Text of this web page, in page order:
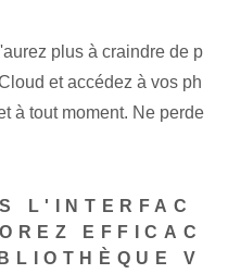
plus à craindre de p
et accédez à vos ph
à tout moment. Ne perde
L'INTERFAC
EFFICAC
V